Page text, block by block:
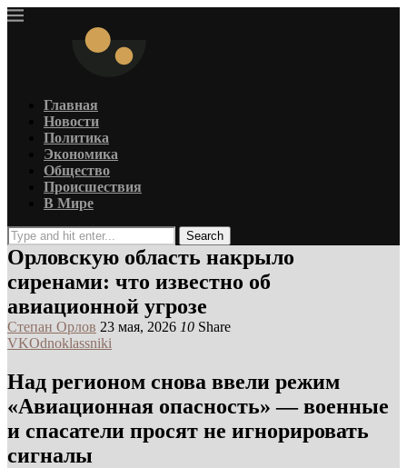
Главная
Новости
Политика
Экономика
Общество
Происшествия
В Мире
Search
Орловскую область накрыло
сиренами: что известно об
авиационной угрозе
Степан Орлов 23 мая, 2026 10 Share
VKOdnoklassniki
Над регионом снова ввели режим
«Авиационная опасность» — военные
и спасатели просят не игнорировать
сигналы